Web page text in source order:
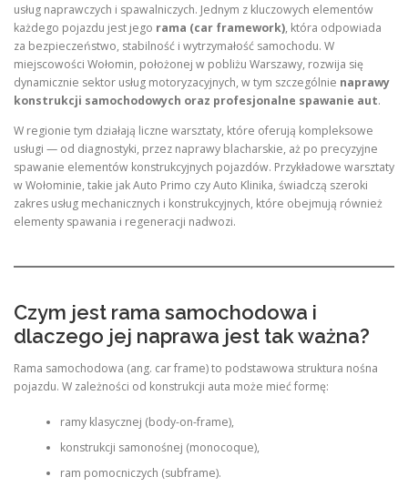
usług naprawczych i spawalniczych. Jednym z kluczowych elementów
każdego pojazdu jest jego rama (car framework), która odpowiada
za bezpieczeństwo, stabilność i wytrzymałość samochodu. W
miejscowości Wołomin, położonej w pobliżu Warszawy, rozwija się
dynamicznie sektor usług motoryzacyjnych, w tym szczególnie naprawy
konstrukcji samochodowych oraz profesjonalne spawanie aut.
W regionie tym działają liczne warsztaty, które oferują kompleksowe
usługi — od diagnostyki, przez naprawy blacharskie, aż po precyzyjne
spawanie elementów konstrukcyjnych pojazdów. Przykładowe warsztaty
w Wołominie, takie jak Auto Primo czy Auto Klinika, świadczą szeroki
zakres usług mechanicznych i konstrukcyjnych, które obejmują również
elementy spawania i regeneracji nadwozi.
Czym jest rama samochodowa i
dlaczego jej naprawa jest tak ważna?
Rama samochodowa (ang. car frame) to podstawowa struktura nośna
pojazdu. W zależności od konstrukcji auta może mieć formę:
ramy klasycznej (body-on-frame),
konstrukcji samonośnej (monocoque),
ram pomocniczych (subframe).